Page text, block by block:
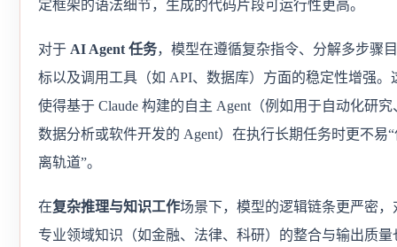
定框架的语法细节，生成的代码片段可运行性更高。
对于 AI Agent 任务，模型在遵循复杂指令、分解多步骤目
标以及调用工具（如 API、数据库）方面的稳定性增强。
使得基于 Claude 构建的自主 Agent（例如用于自动化研究
数据分析或软件开发的 Agent）在执行长期任务时更不易“
离轨道”。
在复杂推理与知识工作场景下，模型的逻辑链条更严密，
专业领域知识（如金融、法律、科研）的整合与输出质量